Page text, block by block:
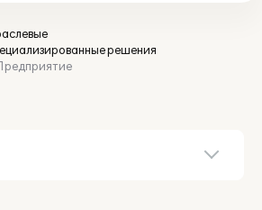
решения